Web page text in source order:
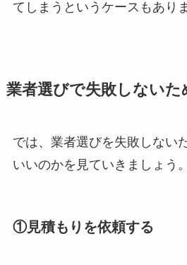
てしまうというケースもあり
業者選びで失敗しないた
では、業者選びを失敗しない
いいのかを見ていきましょう。
①見積もりを依頼する